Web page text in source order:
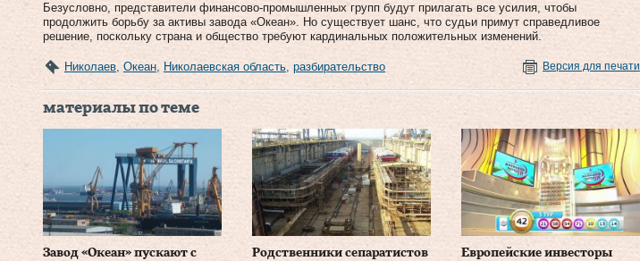
Безусловно, представители финансово-промышленных групп будут прилагать все усилия, чтобы
продолжить борьбу за активы завода «Океан». Но существует шанс, что судьи примут справедливое
решение, поскольку страна и общество требуют кардинальных положительных изменений.
Николаев, Океан, Николаевская область, разбирательство Версия для печати
материалы по теме
Завод «Океан» пускают с
Родственники сепаратистов
Европейские инвесторы